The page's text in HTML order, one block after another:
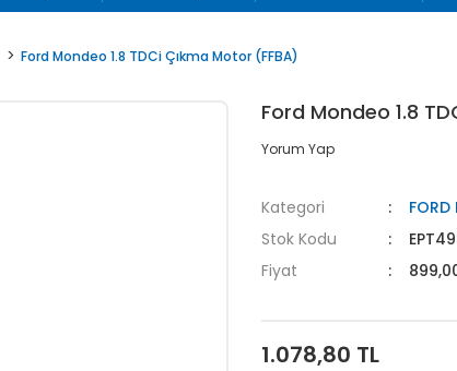
Ford Mondeo 1.8 TDCi Çıkma Motor (FFBA)
Ford Mondeo 1.8
Yorum Yap
Kategori
Stok Kodu
Fiyat
1.078,80 TL